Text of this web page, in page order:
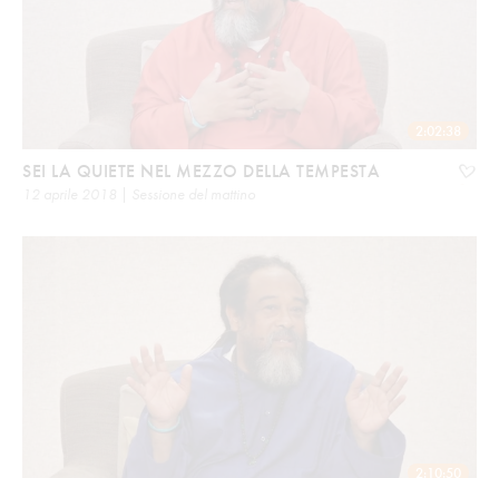
2:02:38
SEI LA QUIETE NEL MEZZO DELLA TEMPESTA
2:10:50